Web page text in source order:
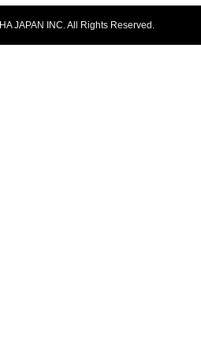
JAPAN INC. All Rights Reserved.